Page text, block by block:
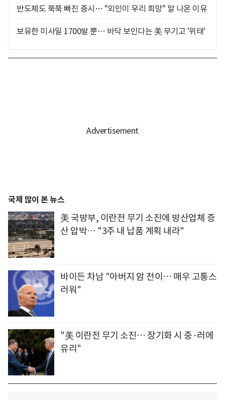
반도체도 쭉쭉 빠진 증시… "외인이 우리 희망" 말 나온 이유
보유한 미사일 1700발 뿐… 바닥 보인다는 美 무기고 '위태'
국제 많이 본 뉴스
美 국방부, 이란전 무기 소진에 방산업체 증
산 압박… "3주 내 납품 계획 내라"
바이든 차남 "아버지 암 전이… 매우 고통스
러워"
"美 이란전 무기 소진… 장기화 시 중·러에
유리"